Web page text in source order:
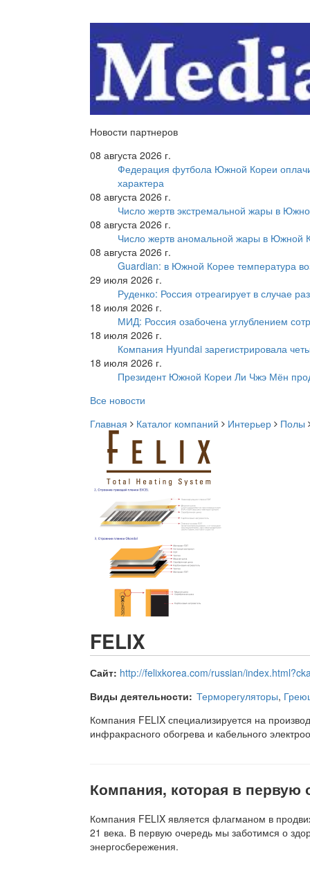
Новости партнеров
08 августа 2026 г.
Федерация футбола Южной Кореи
характера
08 августа 2026 г.
Число жертв экстремальной жары в
08 августа 2026 г.
Число жертв аномальной жары в Южной
08 августа 2026 г.
Guardian: в Южной Корее температура
29 июля 2026 г.
Руденко: Россия отреагирует в случае
18 июля 2026 г.
МИД: Россия озабочена углублением
18 июля 2026 г.
Компания Hyundai зарегистрировала
18 июля 2026 г.
Президент Южной Кореи Ли Чжэ Мён
Все новости
Главная
Каталог компаний Интерьер Полы
FELIX
Сайт: http://felixkorea.com/russian/
Виды деятельности: Терморегуляторы,
Компания FELIX специализируется на
инфракрасного обогрева и кабельного
Компания, которая в первую
Компания FELIX является флагманом в
21 века. В первую очередь мы заботимся о
энергосбережения.